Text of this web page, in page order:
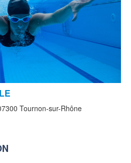
Tournon-sur-Rhône